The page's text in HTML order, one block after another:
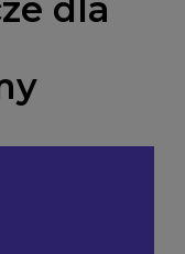
dla